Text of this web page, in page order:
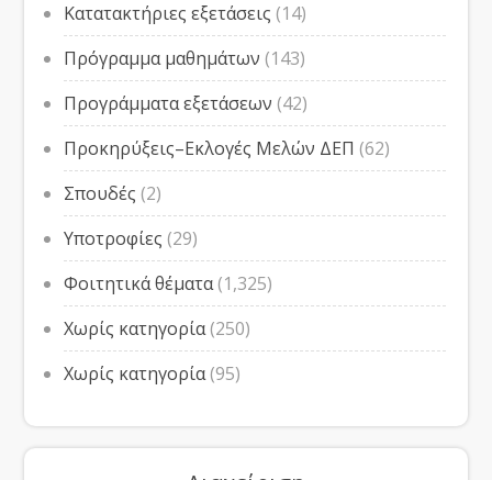
Κατατακτήριες εξετάσεις (14)
Πρόγραμμα μαθημάτων (143)
Προγράμματα εξετάσεων (42)
Προκηρύξεις–Εκλογές Μελών ΔΕΠ (62)
Σπουδές (2)
Υποτροφίες (29)
Φοιτητικά θέματα(1,325)
Χωρίς κατηγορία(250)
Χωρίς κατηγορία(95)